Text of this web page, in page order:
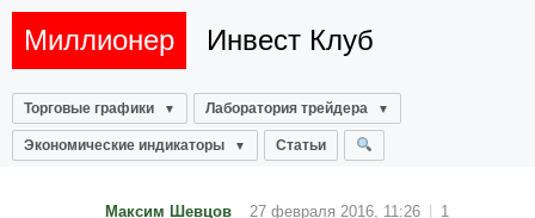
Миллионер Инвест Клуб
Торговые графики Лаборатория трейдера
Экономические индикаторы Статьи
Максим Шевцов 27 февраля 2016, 11:26
1